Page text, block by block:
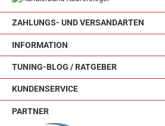
ZAHLUNGS- UND VERSANDARTEN
INFORMATION
TUNING-BLOG / RATGEBER
KUNDENSERVICE
PARTNER